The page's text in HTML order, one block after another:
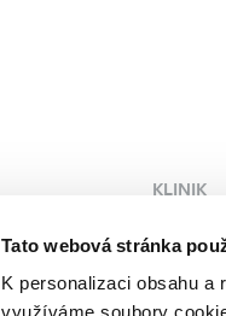
Tato webová stránka
K personalizaci obsahu
KLINIK
Über
Ärzte
Unsere